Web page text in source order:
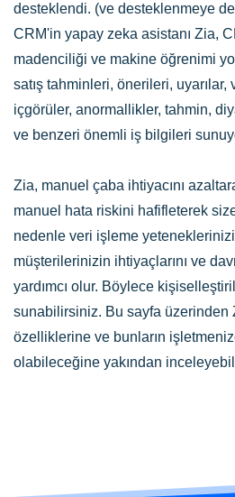
desteklendi. (ve desteklenmeye
CRM'in yapay zeka asistanı Zia,
madenciliği ve makine öğrenimi
satış tahminleri, önerileri,
içgörüler, anormallikler, tahmin,
ve benzeri önemli iş bilgileri
Zia, manuel çaba ihtiyacını
manuel hata riskini hafifleterek
nedenle veri işleme
müşterilerinizin ihtiyaçlarını ve
yardımcı olur. Böylece
sunabilirsiniz. Bu sayfa üzerinden
özelliklerine ve bunların
olabileceğine yakından